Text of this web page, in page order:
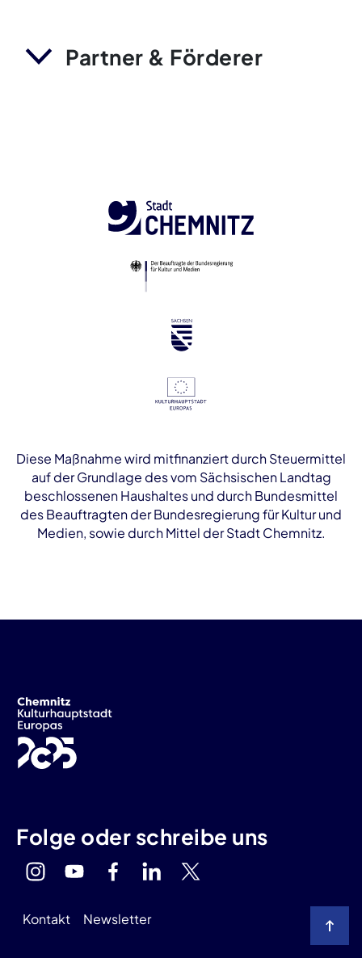
Partner & Förderer
Diese Maßnahme wird mitfinanziert durch Steuermittel
auf der Grundlage des vom Sächsischen Landtag
beschlossenen Haushaltes und durch Bundesmittel
des Beauftragten der Bundesregierung für Kultur und
Medien, sowie durch Mittel der Stadt Chemnitz.
Folge oder schreibe uns
Kontakt Newsletter